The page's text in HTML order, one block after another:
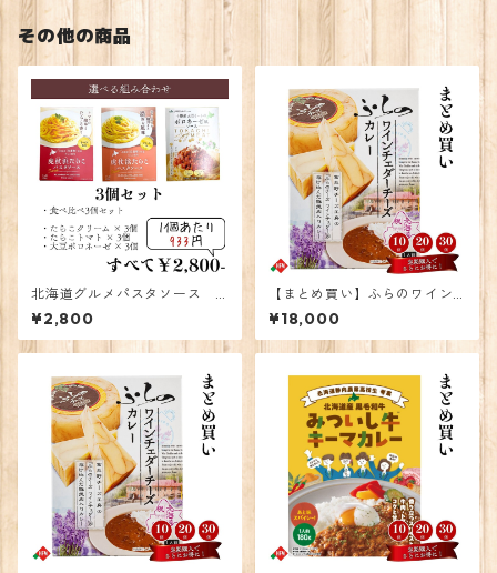
その他の商品
北海道グルメパスタソース 3
食
¥2,800
【まとめ買い】ふらのワイン
チェダーチーズカレー30個
¥18,000